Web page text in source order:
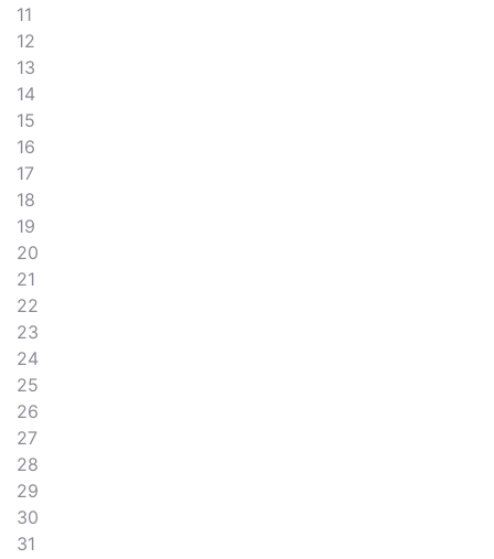
11
12
13
14
15
16
17
18
19
20
21
22
23
24
25
26
27
28
29
30
31